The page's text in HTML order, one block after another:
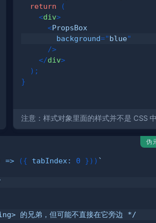
return
(
<div>
<PropsBox
background="blue"
/>
</div>
) ;
}
注意：样式对象里面的样式并不是 CSS 中
伪
=> ({ tabIndex : 0 }) ) `